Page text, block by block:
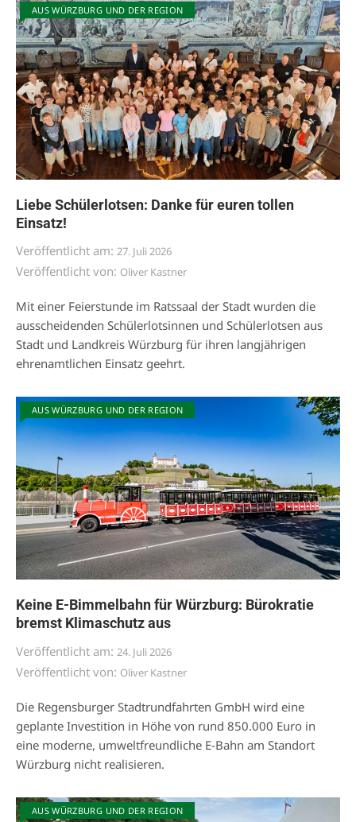
AUS WÜRZBURG UND DER REGION
Liebe Schülerlotsen: Danke für euren tollen
Einsatz!
Veröffentlicht am: 27. Juli 2026
Veröffentlicht von: Oliver Kastner
Mit einer Feierstunde im Ratssaal der Stadt wurden die
ausscheidenden Schülerlotsinnen und Schülerlotsen aus
Stadt und Landkreis Würzburg für ihren langjährigen
ehrenamtlichen Einsatz geehrt.
AUS WÜRZBURG UND DER REGION
Keine E-Bimmelbahn für Würzburg: Bürokratie
bremst Klimaschutz aus
Veröffentlicht am: 24. Juli 2026
Veröffentlicht von: Oliver Kastner
Die Regensburger Stadtrundfahrten GmbH wird eine
geplante Investition in Höhe von rund 850.000 Euro in
eine moderne, umweltfreundliche E-Bahn am Standort
Würzburg nicht realisieren.
AUS WÜRZBURG UND DER REGION